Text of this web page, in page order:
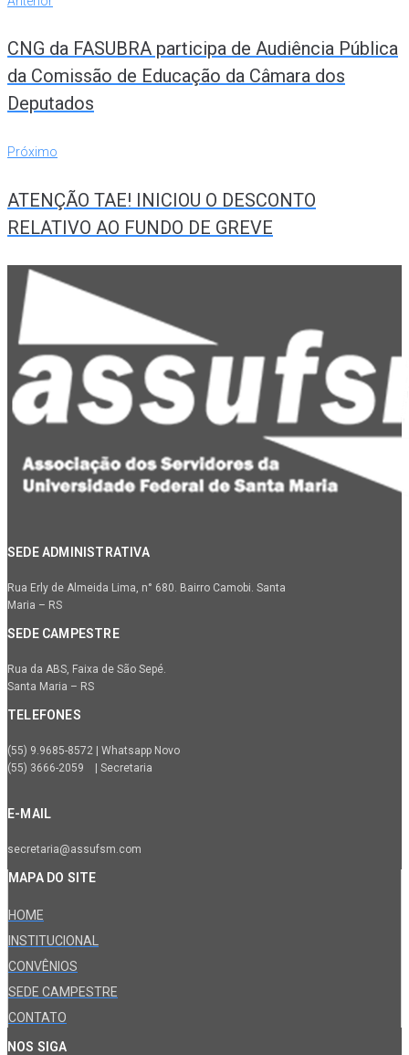
de
Post
CNG da FASUBRA participa de Audiência Pública
da Comissão de Educação da Câmara dos
Deputados
Próximo
Próximo
ATENÇÃO TAE! INICIOU O DESCONTO
RELATIVO AO FUNDO DE GREVE
SEDE ADMINISTRATIVA
Rua Erly de Almeida Lima, n° 680. Bairro Camobi. Santa
Maria – RS
SEDE CAMPESTRE
Rua da ABS, Faixa de São Sepé.
Santa Maria – RS
TELEFONES
(55) 9.9685-8572 | Whatsapp Novo
(55) 3666-2059 | Secretaria
E-MAIL
secretaria@assufsm.com
MAPA DO SITE
HOME
INSTITUCIONAL
CONVÊNIOS
SEDE CAMPESTRE
CONTATO
NOS SIGA